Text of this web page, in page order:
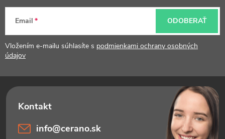
p
ä
i
e
Email
Vložením e-mailu súhlasíte s podmienkami ochrany osobných
údajov
ODOBERAŤ
info@cerano.sk